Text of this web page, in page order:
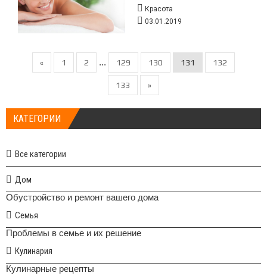
Красота
03.01.2019
« 1 2 ... 129 130 131 132
133 »
КАТЕГОРИИ
Все категории
Дом
Обустройство и ремонт вашего дома
Семья
Проблемы в семье и их решение
Кулинария
Кулинарные рецепты